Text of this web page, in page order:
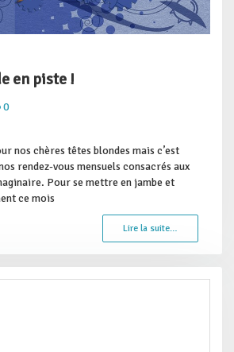
en piste !
0
nos chères têtes blondes mais c’est
rendez-vous mensuels consacrés aux
Pour se mettre en jambe et
ce mois
Lire la suite…